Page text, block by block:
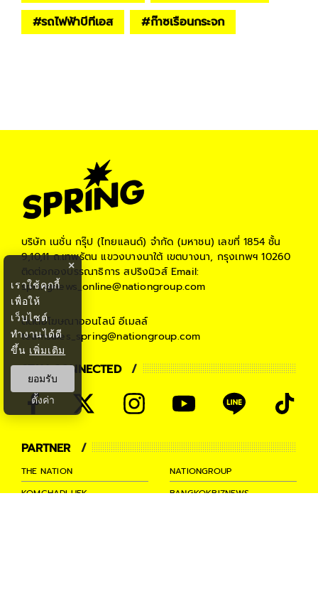
#รถไฟฟ้าบีทีเอส #ก๊าซเรือนกระจก
บริษัท เนชั่น กรุ๊ป (ไทยแลนด์) จำกัด (มหาชน) เลขที่ 1854 ชั้น
9,10,11 ถ.เทพรัตน แขวงบางนาใต้ เขตบางนา, กรุงเทพฯ 10260
ติดต่อกองบรรณาธิการ สปริงนิวส์Email:
springnews_online@nationgroup.com
ติดต่อโฆษณาออนไลน์ อีเมลล์
teamsales_spring@nationgroup.com
STAY CONNECTED
PARTNER
THE NATION
NATIONGROUP
KOMCHADLUEK
BANGKOKBIZNEWS
×
เราใช้คุกกี้
เพื่อให้
เว็บไซต์
ทำงานได้ดี
ขึ้น เพิ่มเติม
ยอมรับ
ตั้งค่า